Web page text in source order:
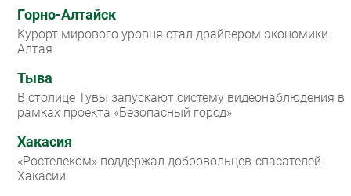
Горно-Алтайск
Курорт мирового уровня стал драйвером экономики
Алтая
Тыва
В столице Тувы запускают систему видеонаблюдения в
рамках проекта «Безопасный город»
Хакасия
«Ростелеком» поддержал добровольцев-спасателей
Хакасии